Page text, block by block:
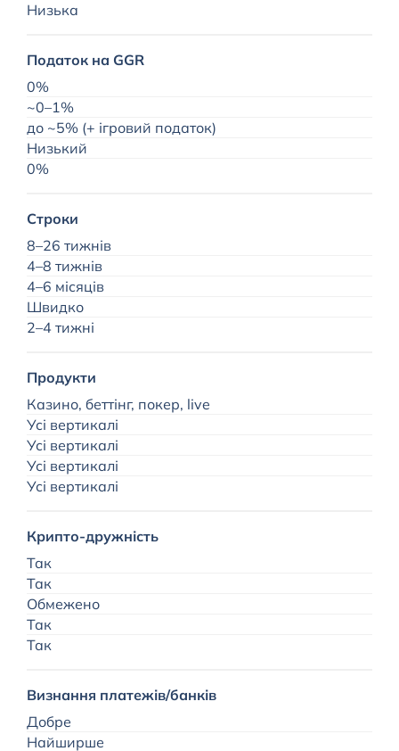
Низька
Податок на GGR
0%
~0–1%
до ~5% (+ ігровий податок)
Низький
0%
Строки
8–26 тижнів
4–8 тижнів
4–6 місяців
Швидко
2–4 тижні
Продукти
Казино, беттінг, покер, live
Усі вертикалі
Усі вертикалі
Усі вертикалі
Усі вертикалі
Крипто-дружність
Так
Так
Обмежено
Так
Так
Визнання платежів/банків
Добре
Найширше